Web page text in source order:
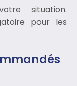
situation.
pour les